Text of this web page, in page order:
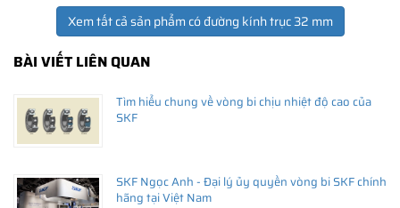
Xem tất cả sản phẩm có đường kính trục 32 mm
BÀI VIẾT LIÊN QUAN
Tìm hiểu chung về vòng bi chịu nhiệt độ cao của
SKF
SKF Ngọc Anh - Đại lý ủy quyền vòng bi SKF chính
hãng tại Việt Nam